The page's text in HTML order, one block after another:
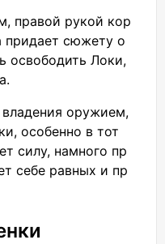
правой рукой кор
придает сюжету о
освободить Локи,
оружием,
особенно в тот
силу, намного пр
себе равных и пр